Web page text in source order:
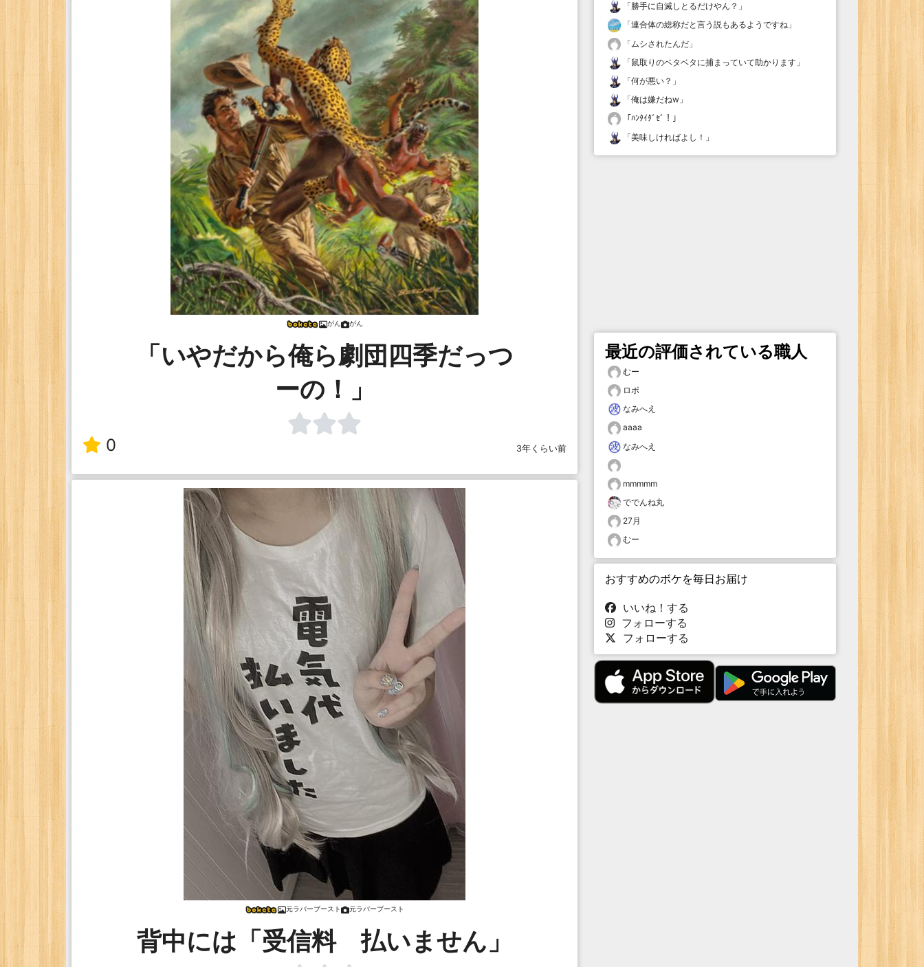
がん がん
「いやだから俺ら劇団四季だっつ
ーの！」
0 3年くらい前
元ラバーブースト 元ラバーブースト
背中には「受信料 払いません」
「勝手に自滅しとるだけやん？ 」
「連合体の総称だと言う説もあるようですね 」
「 ムシされたんだ 」
「鼠取りのベタベタに捕まっていて助かります 」
「何が悪い？ 」
「俺は嫌だねw 」
「ﾊﾝﾀｲﾀﾞｾﾞ！ 」
「美味しければよし！ 」
最近の評価されている職人
むー
ロボ
なみへえ
aaaa
なみへえ
mmmmm
ででんね丸
27月
むー
おすすめのボケを毎日お届け
いいね！する
フォローする
フォローする